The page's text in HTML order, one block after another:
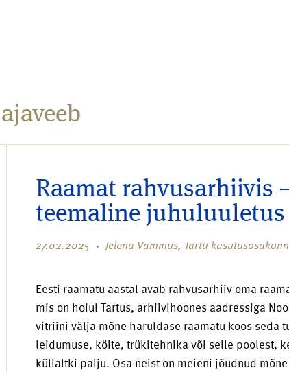
Raamat rahvusarhiivis
teemaline juhuluuletus
27.02.2025 Jelena Vammus, Tartu
Eesti raamatu aastal avab rahvusarhiiv oma
mis on hoiul Tartus, arhiivihoones aadressiga
vitriini välja mõne haruldase raamatu koos seda
leidumuse, köite, trükitehnika või selle poolest,
küllaltki palju. Osa neist on meieni jõudnud